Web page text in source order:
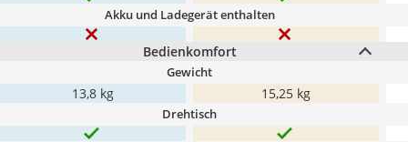
Akku und Ladegerät enthalten
Bedienkomfort
Gewicht
13,8 kg 15,25 kg
Drehtisch